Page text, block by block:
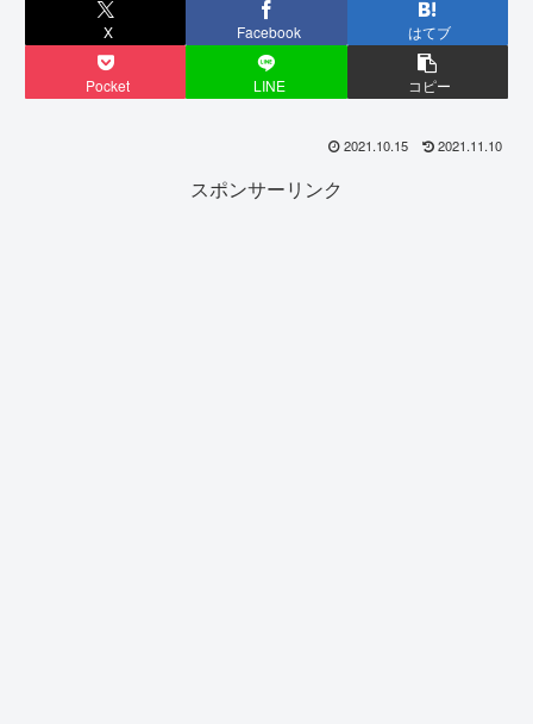
X Facebook はてブ
Pocket LINE コピー
2021.10.15 2021.11.10
スポンサーリンク